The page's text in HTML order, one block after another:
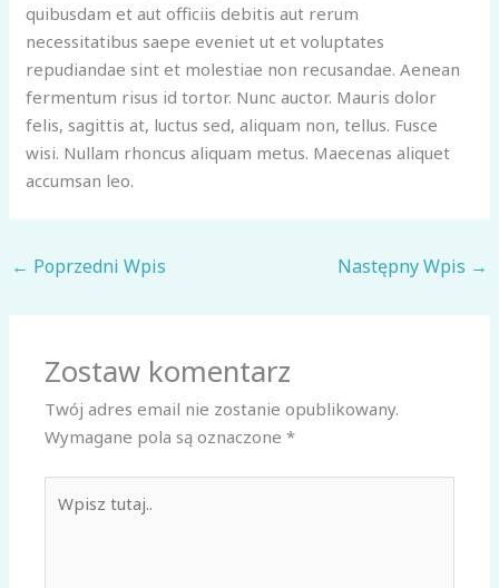
quibusdam et aut officiis debitis aut rerum
necessitatibus saepe eveniet ut et voluptates
repudiandae sint et molestiae non recusandae. Aenean
fermentum risus id tortor. Nunc auctor. Mauris dolor
felis, sagittis at, luctus sed, aliquam non, tellus. Fusce
wisi. Nullam rhoncus aliquam metus. Maecenas aliquet
accumsan leo.
← Poprzedni Wpis Następny Wpis →
Zostaw komentarz
Twój adres email nie zostanie opublikowany.
Wymagane pola są oznaczone*
tutaj..